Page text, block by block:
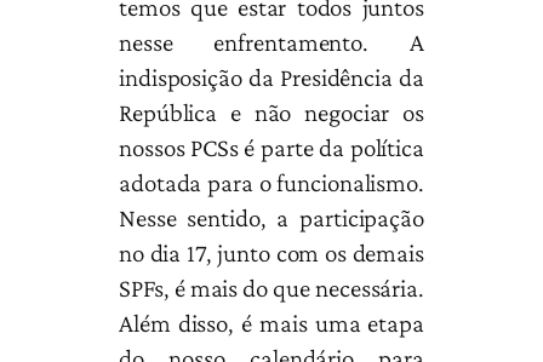
temos que estar todos juntos
nesse enfrentamento. A
indisposição da Presidência da
República e não negociar os
nossos PCSs é parte da política
adotada para o funcionalismo.
Nesse sentido, a participação
no dia 17, junto com os demais
SPFs, é mais do que necessária.
Além disso, é mais uma etapa